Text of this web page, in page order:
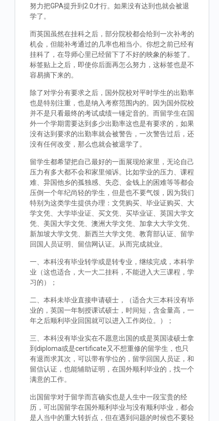
努力把GPA提升到2.0才行。如果没有达到也就会被退
学了。
而英国虽然在挂科之后，部分院校都会给到一次补考的
机会，但能补考通过的几率也相当小。你想之前已经有
挂科了，在导师心里已经留下了不好的映象的标签了。
标签贴上之后，即使你后面再怎么努力，这标签也是不
容易摘下来的。
除了对学分有要求之后，国外院校对平时学生的出勤率
也是特别注重，也是纳入考察范围内的。因为国外院校
并不是只看最终的考试成绩一锤定音的。而留学生在国
外一个学期需要达到多少出勤率这也是有要求的，如果
没有达到要求的出勤率就会被警告，一次警告过后，还
没有任何改变，那么也就会被退学了。
留学生都希望把自己最好的一面展现给家里，无论自己
压力有多大都不会和家里倾诉。比如学业的压力、课程
难、异国他乡的孤独感、失恋、金钱上的困难等等都会
压倒一个年纪尚轻的学生，但是也不要气馁，因为我们
特别为这类学生提供办理：文凭购买、毕业证购买、大
学文凭、大学毕业证、买文凭、买毕业证、英国大学文
凭、美国大学文凭、澳洲大学文凭、加拿大大学文凭、
新加坡大学文凭、新西兰大学文凭、教育部认证、留学
回国人员证明、留信网认证。从而完成就业。
一、本科没有毕业转学或是转专业，继续完成，本科学
业（这也适合，大一大二挂科，不能进入大三课程，学
习的）；
二、本科未毕业直接申请硕士，（适合大三本科没有毕
业的，英国一年制授课试硕士，时间短，含金量高，一
年之后顺利毕业回国就可以进入工作岗位。）；
三、本科没有毕业实在不愿意出国的或是英国读硕士拿
到diploma或是certificate又不想重修的留学生，也只
有退而求其次，可以带有学位的，留学回国人员证，和
留信认证，也能辅助证明，在国外顺利毕业的，找一个
满意的工作。
出国留学对于留学而言确实也是人生中一段宝贵的经
历，可出国留学在国外顺利毕业与没有顺利毕业，都会
是人当中的重大转折点，但在遇到问题的时候也不要轻